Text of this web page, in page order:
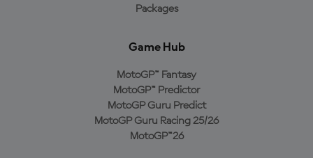
Packages
Game Hub
MotoGP™ Fantasy
MotoGP™ Predictor
MotoGP Guru Predict
MotoGP Guru Racing 25/26
MotoGP™26